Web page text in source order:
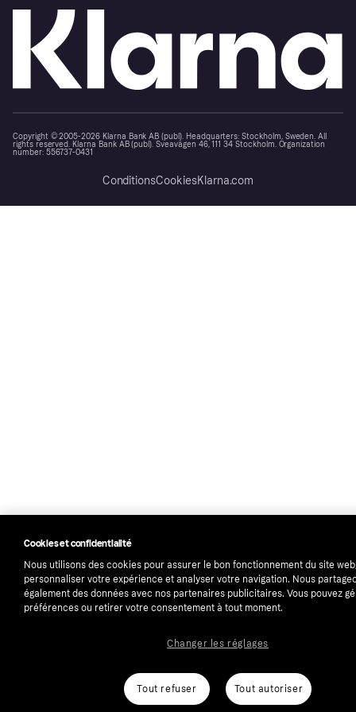
Copyright © 2005-2026 Klarna Bank AB (publ). Headquarters: Stockholm, Sweden. All
rights reserved. Klarna Bank AB (publ). Sveavägen 46, 111 34 Stockholm. Organization
number: 556737-0431
ConditionsCookiesKlarna.com
Cookies et confidentialité
Nous utilisons des cookies pour assurer le bon fonctionnement du site
personnaliser votre expérience et analyser votre navigation. Nous
également des données avec nos partenaires publicitaires. Vous pouvez
préférences ou retirer votre consentement à tout moment.
Tout refuser Tout autoriser
Changer les réglages